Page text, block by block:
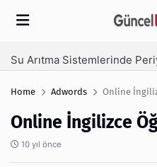
Home Adwords Online
Online İngilizce
10 yıl önce